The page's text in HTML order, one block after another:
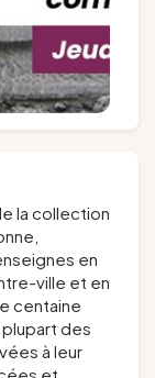
la collection
en
ville et en
centaine
des
à leur